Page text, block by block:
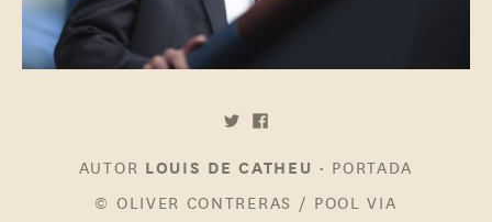
AUTOR LOUIS DE CATHEU • PORTADA
© OLIVER CONTRERAS / POOL VIA